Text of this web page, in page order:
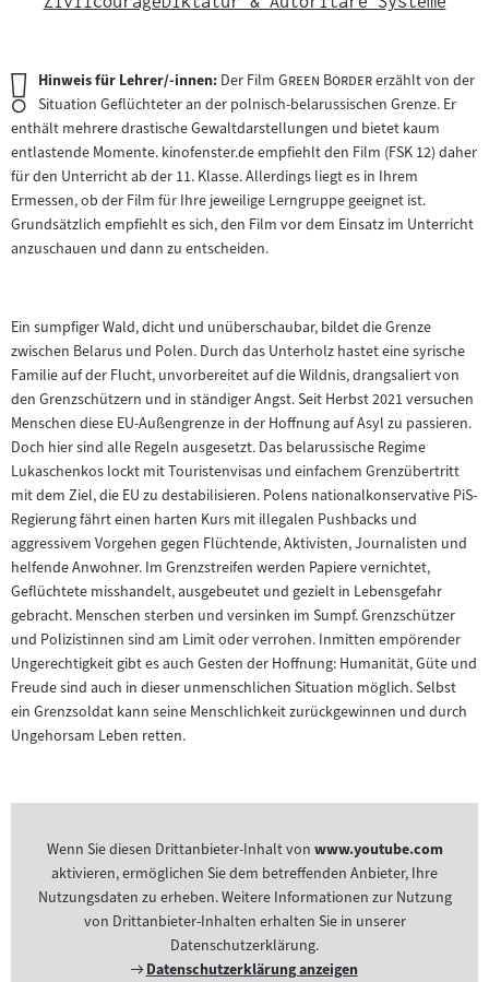
Wichtiger
Hinweis:
Hinweis für Lehrer/-innen: Der Film "
Green Border"erzählt von der
Situation Geflüchteter an der polnisch-belarussischen Grenze. Er
enthält mehrere drastische Gewaltdarstellungen und bietet kaum
entlastende Momente. kinofenster.de empfiehlt den Film (FSK 12) daher
für den Unterricht ab der 11. Klasse. Allerdings liegt es in Ihrem
Ermessen, ob der Film für Ihre jeweilige Lerngruppe geeignet ist.
Grundsätzlich empfiehlt es sich, den Film vor dem Einsatz im Unterricht
anzuschauen und dann zu entscheiden.
Ein sumpfiger Wald, dicht und unüberschaubar, bildet die Grenze
zwischen Belarus und Polen. Durch das Unterholz hastet eine syrische
Familie auf der Flucht, unvorbereitet auf die Wildnis, drangsaliert von
den Grenzschützern und in ständiger Angst. Seit Herbst 2021 versuchen
Menschen diese EU-Außengrenze in der Hoffnung auf Asyl zu passieren.
Doch hier sind alle Regeln ausgesetzt. Das belarussische Regime
Lukaschenkos lockt mit Touristenvisas und einfachem Grenzübertritt
mit dem Ziel, die EU zu destabilisieren. Polens nationalkonservative PiS-
Regierung fährt einen harten Kurs mit illegalen Pushbacks und
aggressivem Vorgehen gegen Flüchtende, Aktivisten, Journalisten und
helfende Anwohner. Im Grenzstreifen werden Papiere vernichtet,
Geflüchtete misshandelt, ausgebeutet und gezielt in Lebensgefahr
gebracht. Menschen sterben und versinken im Sumpf. Grenzschützer
und Polizistinnen sind am Limit oder verrohen. Inmitten empörender
Ungerechtigkeit gibt es auch Gesten der Hoffnung: Humanität, Güte und
Freude sind auch in dieser unmenschlichen Situation möglich. Selbst
ein Grenzsoldat kann seine Menschlichkeit zurückgewinnen und durch
Ungehorsam Leben retten.
Wenn Sie diesen Drittanbieter-Inhalt von www.youtube.com
aktivieren, ermöglichen Sie dem betreffenden Anbieter, Ihre
Nutzungsdaten zu erheben. Weitere Informationen zur Nutzung
von Drittanbieter-Inhalten erhalten Sie in unserer
Datenschutzerklärung.
Externer
Datenschutzerklärung anzeigen